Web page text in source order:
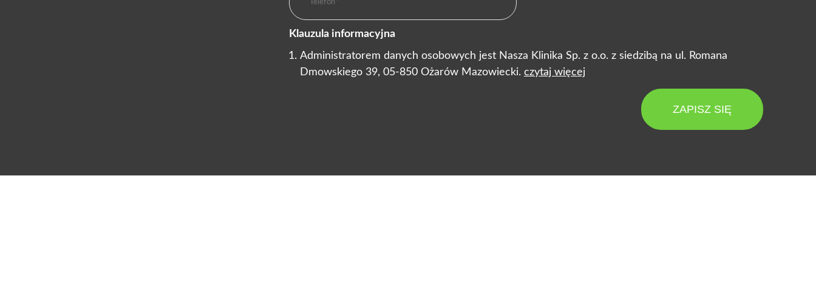
Klauzula informacyjna
Administratorem danych osobowych jest Nasza Klinika Sp. z o.o. z siedzibą na ul. Romana
Dmowskiego 39, 05-850 Ożarów Mazowiecki. czytaj więcej
ZAPISZ SIĘ